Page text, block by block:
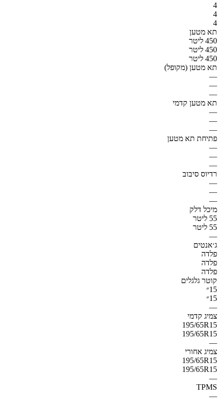
4
4
4
תא מטען
450 ליטר
450 ליטר
450 ליטר
תא מטען (מקופל)
—
—
—
תא מטען קדמי
—
—
—
פתיחת תא מטען
—
—
—
רדיוס סיבוב
—
—
—
מיכל דלק
55 ליטר
55 ליטר
—
ג׳אנטים
פלדה
פלדה
פלדה
קוטר גלגלים
15״
15״
—
צמיג קדמי
195/65R15
195/65R15
—
צמיג אחורי
195/65R15
195/65R15
—
TPMS
—